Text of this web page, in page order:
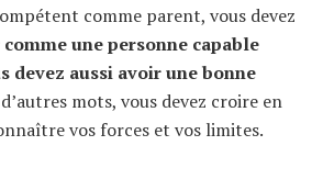
comme parent, vous devez
une personne capable
devez aussi avoir une bonne
mots, vous devez croire en
vos forces et vos limites.